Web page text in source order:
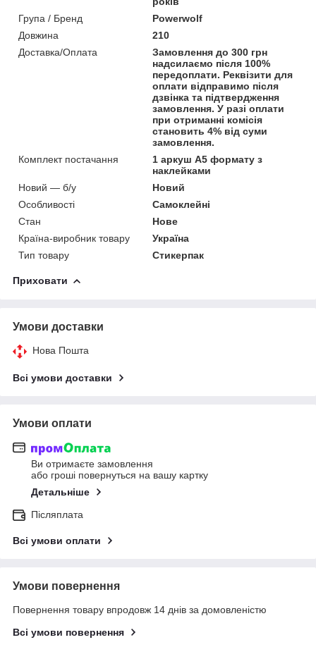
Група / Бренд
Powerwolf
Довжина
210
Доставка/Оплата
Замовлення до 300 грн
надсилаємо після 100%
передоплати. Реквізити для
оплати відправимо після
дзвінка та підтвердження
замовлення. У разі оплати
при отриманні комісія
становить 4% від суми
замовлення.
Комплект постачання
1 аркуш А5 формату з
наклейками
Новий — б/у
Новий
Особливості
Самоклейні
Стан
Нове
Країна-виробник товару
Україна
Тип товару
Стикерпак
Приховати
Умови доставки
Нова Пошта
Всі умови доставки
Умови оплати
Ви отримаєте замовлення
або гроші повернуться на вашу картку
Детальніше
Післяплата
Всі умови оплати
Умови повернення
Повернення товару впродовж 14 днів за домовленістю
Всі умови повернення